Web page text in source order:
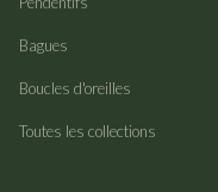
Bagues
Boucles d'oreilles
Toutes les collections